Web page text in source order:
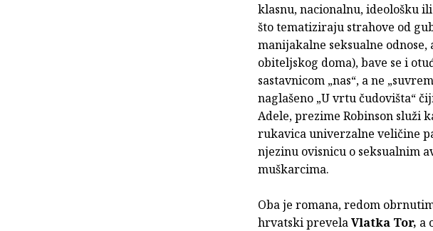
klasnu, nacionalnu, ideološku
što tematiziraju strahove od
manijakalne seksualne
obiteljskog doma), bave se i
sastavnicom „nas“, a ne
naglašeno „U vrtu čudovišta“
Adele, prezime Robinson služi
rukavica univerzalne veličine
njezinu ovisnicu o seksualnim
muškarcima.
Oba je romana, redom
hrvatski prevelaVlatka Tor, a